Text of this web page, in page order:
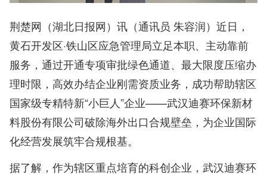
荆楚网（湖北日报网）讯（通讯员 朱容润）近日，
黄石开发区·铁山区应急管理局立足本职、主动靠前
服务，通过开通专项审批绿色通道、最大限度压缩办
理时限，高效办结企业刚需资质业务，成功帮助辖区
国家级专精特新“小巨人”企业——武汉迪赛环保新材
料股份有限公司破除海外出口合规壁垒，为企业国际
化经营发展筑牢合规根基。
据了解，作为辖区重点培育的科创企业，武汉迪赛环